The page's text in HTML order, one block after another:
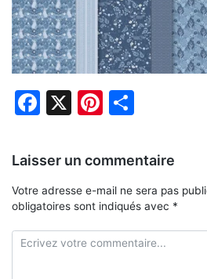
Facebook
X Pinterest
Laisser un commentaire
Votre adresse e-mail ne sera pas
obligatoires sont indiqués avec *